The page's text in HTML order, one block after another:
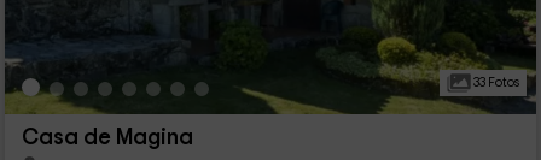
33 Fotos
Casa de Magina